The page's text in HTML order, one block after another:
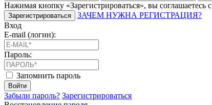
Нажимая кнопку «Зарегистрироваться», вы соглашаетесь с
Зарегистрироваться
ЗАЧЕМ НУЖНА РЕГИСТРАЦИЯ?
Вход
E-mail (логин):
Пароль:
Запомнить пароль
Войти
Забыли пароль? Зарегистрироваться